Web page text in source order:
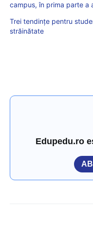
campus, în prima parte a
Trei tendințe pentru
străinătate
Edupedu.ro